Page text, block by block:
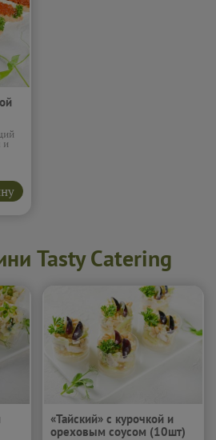
и
Tasty Catering
«Taйский» с курочкой и
ореховым соусом (10шт)